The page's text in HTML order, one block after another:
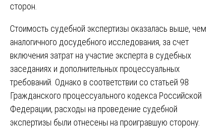
сторон.
Стоимость судебной экспертизы оказалась выше, чем
аналогичного досудебного исследования, за счет
включения затрат на участие эксперта в судебных
заседаниях и дополнительных процессуальных
требований. Однако в соответствии со статьей 98
Гражданского процессуального кодекса Российской
Федерации, расходы на проведение судебной
экспертизы были отнесены на проигравшую сторону.